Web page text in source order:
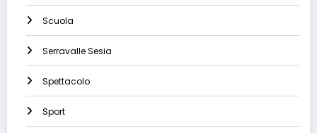
Scuola
Serravalle Sesia
Spettacolo
Sport